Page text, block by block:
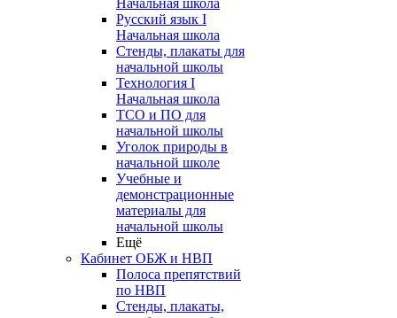
Начальная школа
Русский язык I
Начальная школа
Стенды, плакаты для
начальной школы
Технология I
Начальная школа
ТСО и ПО для
начальной школы
Уголок природы в
начальной школе
Учебные и
демонстрационные
материалы для
начальной школы
Ещё
Кабинет ОБЖ и НВП
Полоса препятствий
по НВП
Стенды, плакаты,